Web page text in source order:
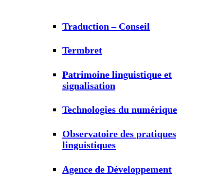
Traduction – Conseil
Termbret
Patrimoine linguistique et
signalisation
Technologies du numérique
Observatoire des pratiques
linguistiques
Agence de Développement